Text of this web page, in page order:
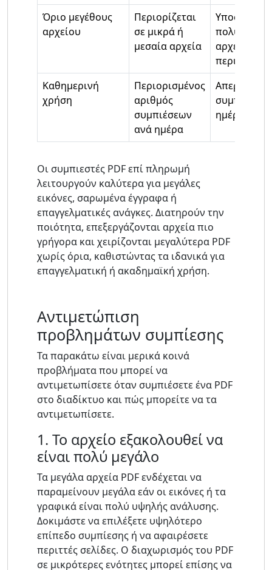
Όριο μεγέθους
αρχείου
Περιορίζεται
σε μικρά ή
μεσαία αρχεία
πολύ
αρχεία
Καθημερινή
χρήση
Περιορισμένος
αριθμός
συμπιέσεων
ανά ημέρα
συμπιέσεις
ημέρα
Οι συμπιεστές PDF επί πληρωμή
λειτουργούν καλύτερα για μεγάλες
εικόνες, σαρωμένα έγγραφα ή
επαγγελματικές ανάγκες. Διατηρούν την
ποιότητα, επεξεργάζονται αρχεία πιο
γρήγορα και χειρίζονται μεγαλύτερα PDF
χωρίς όρια, καθιστώντας τα ιδανικά για
επαγγελματική ή ακαδημαϊκή χρήση.
Αντιμετώπιση
προβλημάτων συμπίεσης
Τα παρακάτω είναι μερικά κοινά
προβλήματα που μπορεί να
αντιμετωπίσετε όταν συμπιέσετε ένα PDF
στο διαδίκτυο και πώς μπορείτε να τα
αντιμετωπίσετε.
1. Το αρχείο εξακολουθεί να
είναι πολύ μεγάλο
Τα μεγάλα αρχεία PDF ενδέχεται να
παραμείνουν μεγάλα εάν οι εικόνες ή τα
γραφικά είναι πολύ υψηλής ανάλυσης.
Δοκιμάστε να επιλέξετε υψηλότερο
επίπεδο συμπίεσης ή να αφαιρέσετε
περιττές σελίδες. Ο διαχωρισμός του PDF
σε μικρότερες ενότητες μπορεί επίσης να